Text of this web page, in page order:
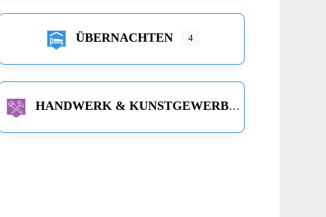
ÜBERNACHTEN 4
HANDWERK & KUNSTGEWERBE